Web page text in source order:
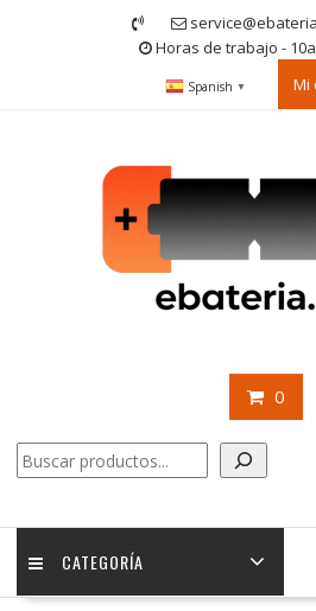
Horas de trabajo -
Spanish ▼ Mi
0
Buscar
CATEGORÍA